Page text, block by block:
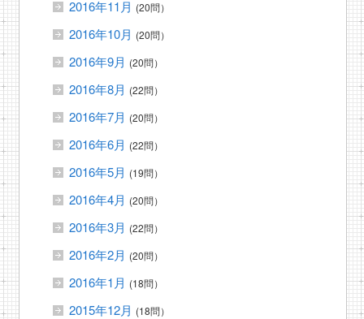
2016年11月 (20問）
2016年10月 (20問）
2016年9月 (20問）
2016年8月 (22問）
2016年7月 (20問）
2016年6月 (22問）
2016年5月 (19問）
2016年4月 (20問）
2016年3月 (22問）
2016年2月 (20問）
2016年1月 (18問）
2015年12月 (18問）